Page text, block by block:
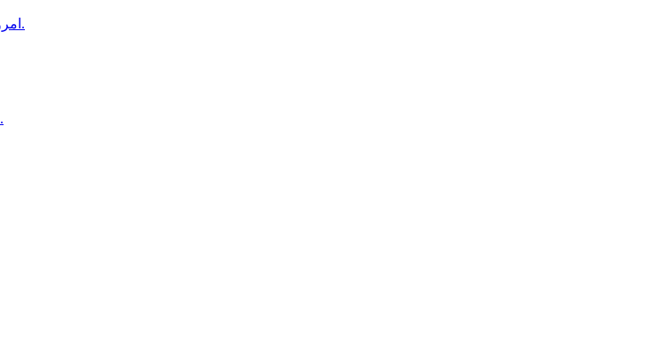
امروز پنجمین سالگرد درگذشت استاد عبدالله عاطفی، شخصیت فرهنگی افغانستان است.
ديلى ميل؛ سوإستفاده از كودكان در قالب «بجه بازى» همچنان در افغانستان ادامه دارد.